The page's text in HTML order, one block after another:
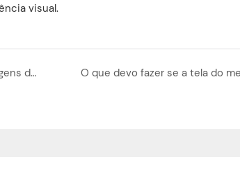
visual.
Análise completa das vantagens e desvantagens dos tipos de telas móveis OLED, LCD, AMOLED e TFT!